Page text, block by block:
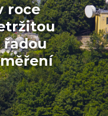
roce
řadou